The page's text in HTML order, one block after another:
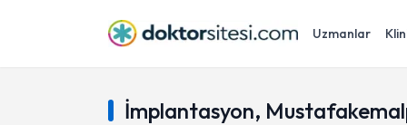
Uzmanlar
İmplantasyon,